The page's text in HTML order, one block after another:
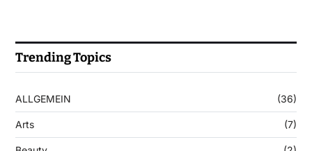
Trending Topics
ALLGEMEIN (36)
Arts (7)